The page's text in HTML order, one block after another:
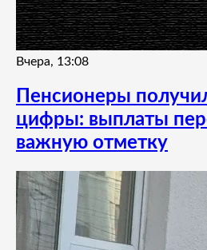
Вчера, 13:08
Пенсионеры
цифры: выплаты
важную отметку